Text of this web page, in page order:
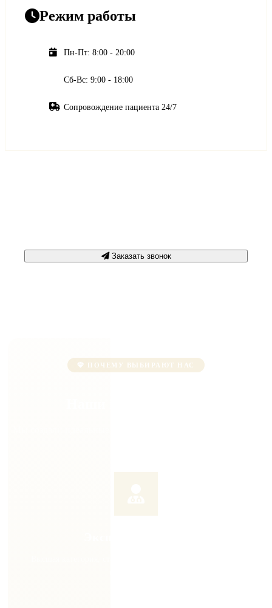
Режим работы
Пн-Пт: 8:00 - 20:00
Сб-Вс: 9:00 - 18:00
Сопровождение пациента 24/7
Заказать звонок
ПОЧЕМУ ВЫБИРАЮТ НАС